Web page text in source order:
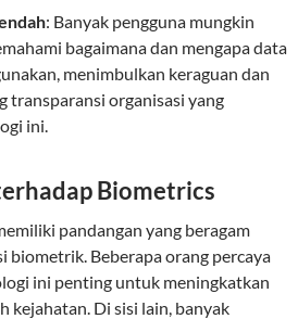
: Banyak pengguna mungkin
bagaimana dan mengapa data
menimbulkan keraguan dan
transparansi organisasi yang
ini.
Biometrics
pandangan yang beragam
biometrik. Beberapa orang percaya
ini penting untuk meningkatkan
kejahatan. Di sisi lain, banyak